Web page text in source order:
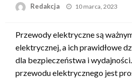
Redakcja Napisano
10 marca, 2023
Przewody elektryczne są
elektrycznej, a ich prawidłowe
dla bezpieczeństwa i
przewodu elektrycznego jest